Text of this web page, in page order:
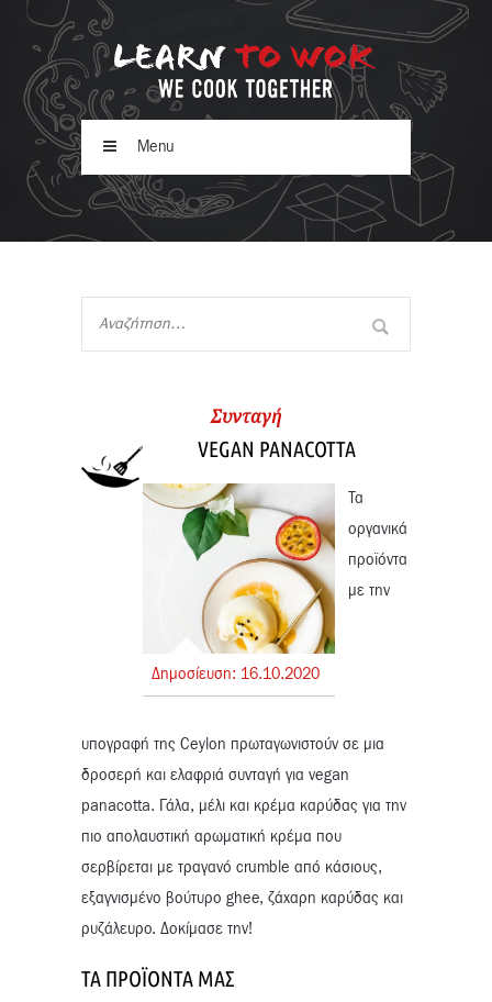
Menu
Συνταγή
VEGAN PANACOTTA
Δημοσίευση: 16.10.2020
Τα
οργανικά
προϊόντα
με την
υπογραφή της Ceylon πρωταγωνιστούν σε μια
δροσερή και ελαφριά συνταγή για vegan
panacotta. Γάλα, μέλι και κρέμα καρύδας για την
πιο απολαυστική αρωματική κρέμα που
σερβίρεται με τραγανό crumble από κάσιους,
εξαγνισμένο βούτυρο ghee, ζάχαρη καρύδας και
ρυζάλευρο. Δοκίμασε την!
ΤΑ ΠΡΟΪΌΝΤΑ ΜΑΣ